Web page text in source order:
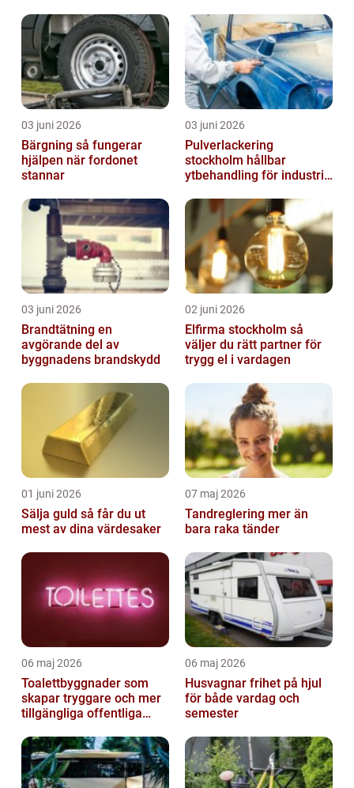
03 juni 2026
Bärgning så fungerar
hjälpen när fordonet
stannar
03 juni 2026
Pulverlackering
stockholm hållbar
ytbehandling för industri
03 juni 2026
Brandtätning en
avgörande del av
byggnadens brandskydd
02 juni 2026
Elfirma stockholm så
väljer du rätt partner för
trygg el i vardagen
01 juni 2026
Sälja guld så får du ut
mest av dina värdesaker
07 maj 2026
Tandreglering mer än
bara raka tänder
06 maj 2026
Toalettbyggnader som
skapar tryggare och mer
tillgängliga offentliga
06 maj 2026
Husvagnar frihet på hjul
för både vardag och
semester